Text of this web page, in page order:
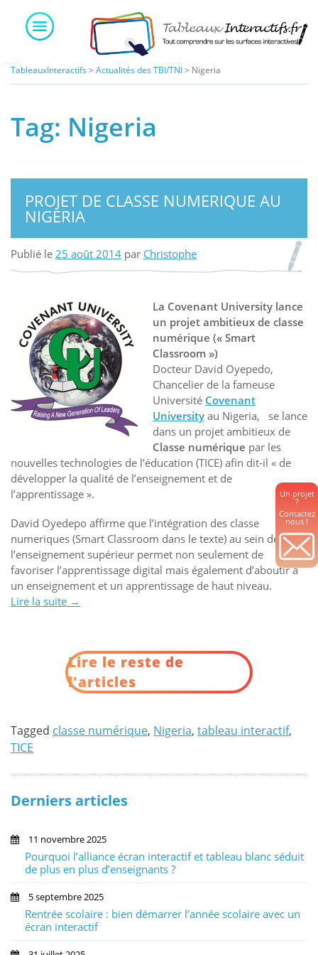
content
Un projet
?
Contactez
nous !
TableauxInteractifs > Actualités des TBI/TNI> Nigeria
Tag: Nigeria
PROJET DE CLASSE NUMERIQUE AU
NIGERIA
Publié le 25 août 2014 par Christophe
La Covenant University lance
un projet ambitieux de classe
numérique (« Smart
Classroom »)
Docteur David Oyepedo,
Chancelier de la fameuse
Université Covenant
University au Nigeria, se lance
dans un projet ambitieux de
Classe numérique par les
nouvelles technologies de l’éducation (TICE) afin dit-il « de
développer la qualité de l’enseignement et de
l’apprentissage ».
David Oyedepo affirme que l’intégration des classe
numeriques (Smart Classroom dans le texte) au sein de
l’enseignement supérieur permet non seulement de
favoriser l’apprentissage digital mais également d’aboutir à
un enseignement et un apprentissage de haut niveau.
Lire la suite « PROJET
NUMERIQUE
AU
NIGERIA »
→
Lire le reste de
l'articles
Tagged classe numérique, Nigeria, tableau interactif,
TICE
Derniers articles
11 novembre 2025
Pourquoi l’alliance écran interactif et tableau blanc séduit
de plus en plus d’enseignants ?
5 septembre 2025
Rentrée scolaire : bien démarrer l’année scolaire avec un
écran interactif